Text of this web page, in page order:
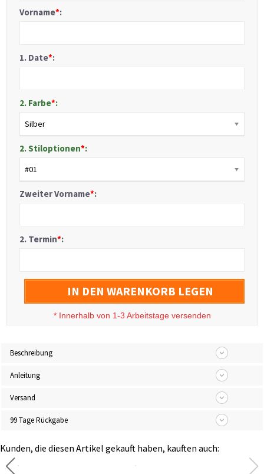
Vorname*:
1. Date*:
2. Farbe*:
Silber
2. Stiloptionen*:
#01
Zweiter Vorname*:
2. Termin*:
IN DEN WARENKORB LEGEN
* Innerhalb von 1-3 Arbeitstage versenden
Beschreibung
Anleitung
Versand
99 Tage Rückgabe
Kunden, die diesen Artikel gekauft haben, kauften auch: